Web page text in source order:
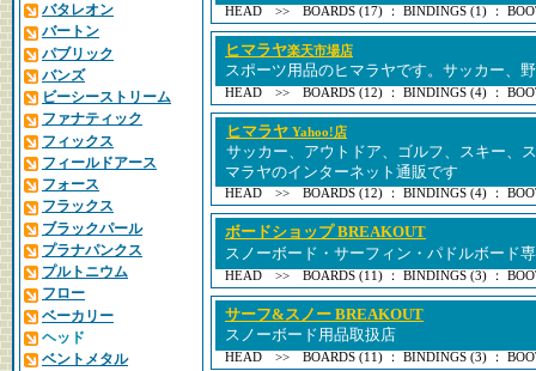
バタレオン
バートン
パブリック
バンズ
ビーシーストリーム
ファナティック
フィックス
フィールドアース
フォース
フラックス
ブラックパール
プラナパンクス
プルトニウム
フロー
ベーカリー
ヘッド
ベントメタル
HEAD >> BOARDS (17) ： BINDINGS (1) ：
ヒマラヤ楽天市場店
スポーツ用品のヒマラヤです。サッカー、
HEAD >> BOARDS (12) ： BINDINGS (4) ：
ヒマラヤ Yahoo!店
サッカー、アウトドア、ゴルフ、スキー、
マラヤのインターネット通販です
HEAD >> BOARDS (12) ： BINDINGS (4) ：
ボードショップ BREAKOUT
スノーボード・サーフィン・パドルボード
HEAD >> BOARDS (11) ： BINDINGS (3) ：
サーフ&スノー BREAKOUT
スノーボード用品取扱店
HEAD >> BOARDS (11) ： BINDINGS (3) ：